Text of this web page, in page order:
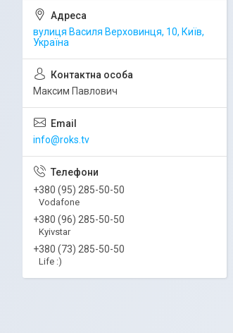
вулиця Василя Верховинця, 10, Київ,
Україна
Максим Павлович
info@roks.tv
+380 (95) 285-50-50
Vodafone
+380 (96) 285-50-50
Kyivstar
+380 (73) 285-50-50
Life :)